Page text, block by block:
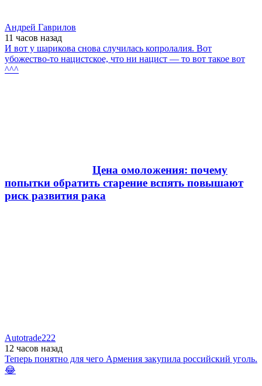
Андрей Гаврилов
11 часов назад
И вот у шарикова снова случилась копролалия. Вот
убожество-то нацистское, что ни нацист — то вот такое вот
^^^
Цена омоложения: почему
попытки обратить старение вспять повышают
риск развития рака
Autotrade222
12 часов назад
Теперь понятно для чего Армения закупила российский уголь.
😂